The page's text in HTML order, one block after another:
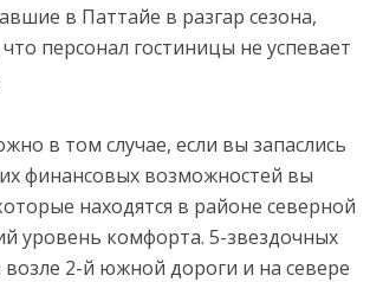
в Паттайе в разгар сезона,
персонал гостиницы не успевает
в том случае, если вы запаслись
финансовых возможностей вы
находятся в районе северной
уровень комфорта. 5-звездочных
возле 2-й южной дороги и на севере